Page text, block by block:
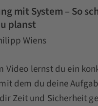
mit System – So
planst
Wiens
Video lernst du ein
dem du deine
Zeit und Sicherheit